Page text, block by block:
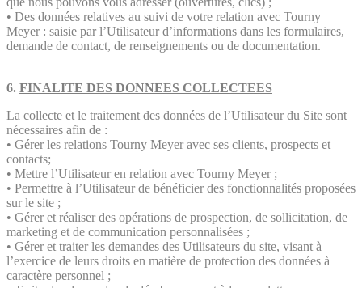
• Des données relatives au suivi de votre relation avec Tourny
Meyer : saisie par l’Utilisateur d’informations dans les formulaires,
demande de contact, de renseignements ou de documentation.
6. FINALITE DES DONNEES COLLECTEES
La collecte et le traitement des données de l’Utilisateur du Site sont
nécessaires afin de :
• Gérer les relations Tourny Meyer avec ses clients, prospects et
contacts;
• Mettre l’Utilisateur en relation avec Tourny Meyer ;
• Permettre à l’Utilisateur de bénéficier des fonctionnalités proposées
sur le site ;
• Gérer et réaliser des opérations de prospection, de sollicitation, de
marketing et de communication personnalisées ;
• Gérer et traiter les demandes des Utilisateurs du site, visant à
l’exercice de leurs droits en matière de protection des données à
caractère personnel ;